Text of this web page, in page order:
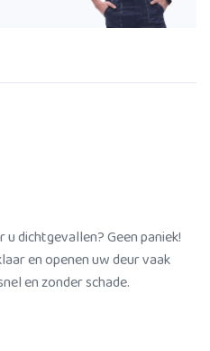
dichtgevallen? Geen paniek!
en openen uw deur vaak
en zonder schade.